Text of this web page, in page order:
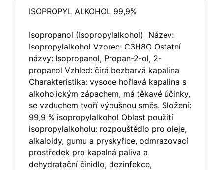
ISOPROPYL ALKOHOL 99,9%
Isopropanol (Isopropylalkohol) Název:
Isopropylalkohol Vzorec: C3H8O Ostatní
názvy: Isopropanol, Propan-2-ol, 2-
propanol Vzhled: čirá bezbarvá kapalina
Charakteristika: vysoce hořlavá kapalina s
alkoholickým zápachem, má těkavé účinky,
se vzduchem tvoří výbušnou směs. Složení:
99,9 % isopropylalkohol Oblast použití
isopropylalkoholu: rozpouštědlo pro oleje,
alkaloidy, gumu a pryskyřice, odmrazovací
prostředek pro kapalná paliva a
dehydratační činidlo, dezinfekce,